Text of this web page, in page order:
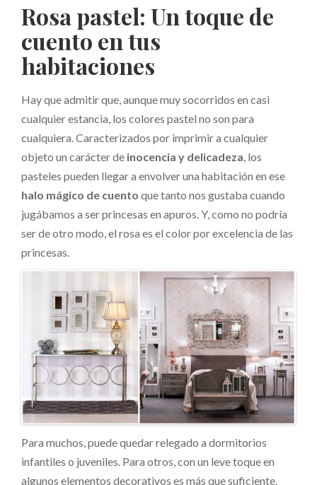
Rosa pastel: Un toque de
cuento en tus
habitaciones
Hay que admitir que, aunque muy socorridos en casi
cualquier estancia, los colores pastel no son para
cualquiera. Caracterizados por imprimir a cualquier
objeto un carácter de inocencia y delicadeza, los
pasteles pueden llegar a envolver una habitación en ese
halo mágico de cuento que tanto nos gustaba cuando
jugábamos a ser princesas en apuros. Y, como no podría
ser de otro modo, el rosa es el color por excelencia de las
princesas.
Para muchos, puede quedar relegado a dormitorios
infantiles o juveniles. Para otros, con un leve toque en
algunos elementos decorativos es más que suficiente.